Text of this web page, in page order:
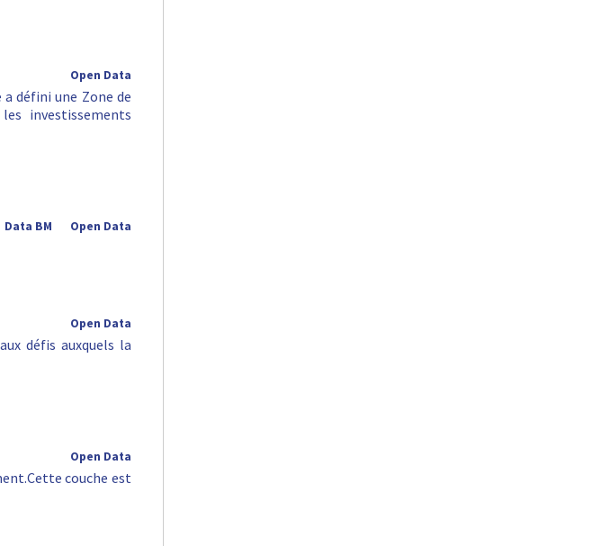
Open Data
défini une Zone de
investissements
Open Data
Data BM
Open Data
défis auxquels la
Open Data
couche est